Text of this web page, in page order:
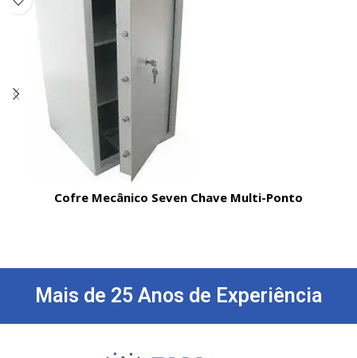
Cofre Mecânico Seven Chave Multi-Ponto
Mais de 25 Anos de Experiência